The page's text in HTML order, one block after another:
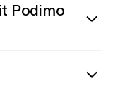
Podimo